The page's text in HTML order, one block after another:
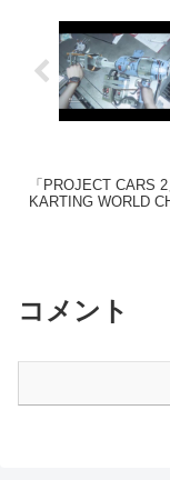
「PROJECT CARS
KARTING WORLD
コメント